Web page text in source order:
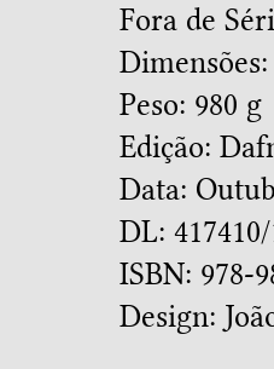
Fora de
Peso: 980 g
Edição:
Data:
DL:
ISBN: 978-
Design: